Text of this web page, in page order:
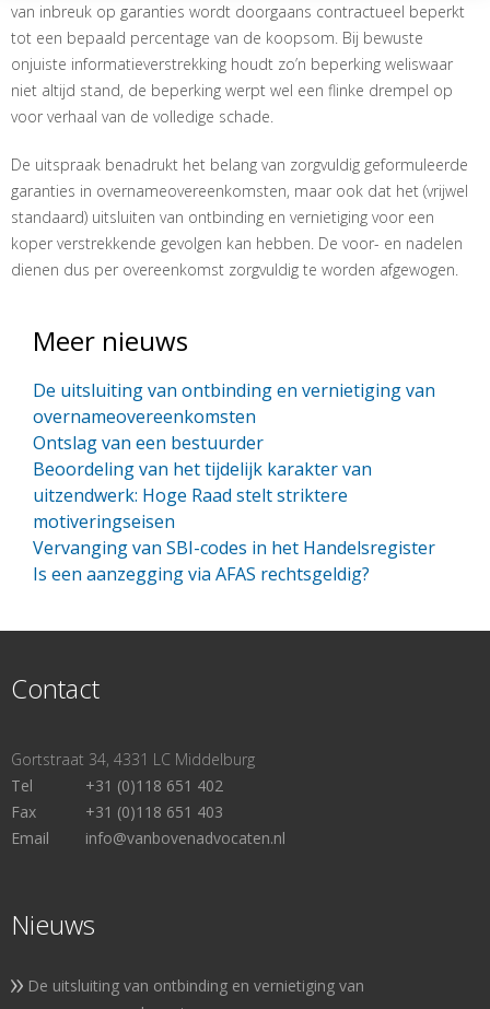
van inbreuk op garanties wordt doorgaans contractueel beperkt
tot een bepaald percentage van de koopsom. Bij bewuste
onjuiste informatieverstrekking houdt zo’n beperking weliswaar
niet altijd stand, de beperking werpt wel een flinke drempel op
voor verhaal van de volledige schade.
De uitspraak benadrukt het belang van zorgvuldig geformuleerde
garanties in overnameovereenkomsten, maar ook dat het (vrijwel
standaard) uitsluiten van ontbinding en vernietiging voor een
koper verstrekkende gevolgen kan hebben. De voor- en nadelen
dienen dus per overeenkomst zorgvuldig te worden afgewogen.
Meer nieuws
De uitsluiting van ontbinding en vernietiging van
overnameovereenkomsten
Ontslag van een bestuurder
Beoordeling van het tijdelijk karakter van
uitzendwerk: Hoge Raad stelt striktere
motiveringseisen
Vervanging van SBI-codes in het Handelsregister
Is een aanzegging via AFAS rechtsgeldig?
Contact
Gortstraat 34, 4331 LC Middelburg
Tel
+31 (0)118 651 402
Fax
+31 (0)118 651 403
Email
info@vanbovenadvocaten.nl
Nieuws
De uitsluiting van ontbinding en vernietiging van